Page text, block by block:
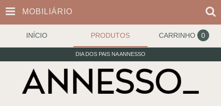
MOBILIÁRIO
INÍCIO PRODUTOS CARRINHO 0
DIA DOS PAIS NA ANNESSO